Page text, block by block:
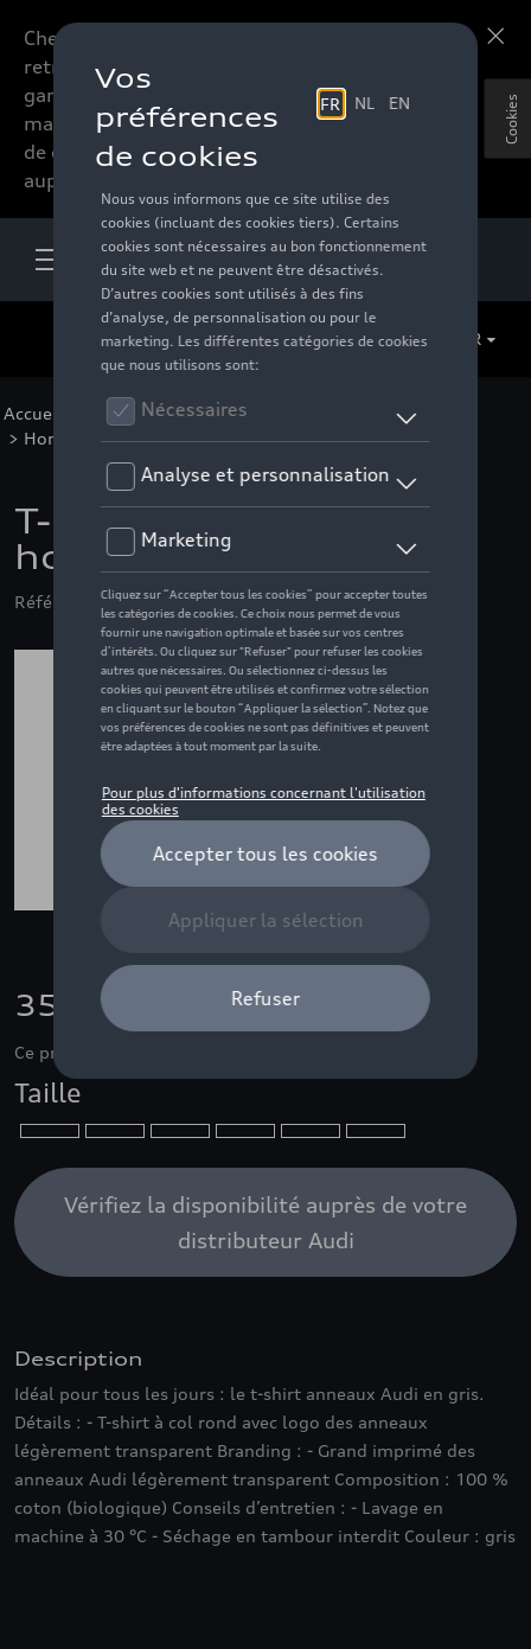
Chers accessoires-lovers,
retrouvez dorénavant toute la
gamme d’accessoires de votre
marque préférée sous forme
de catalogue à commander
auprès de votre distributeur.
FR
Accueil Pour vous >Casual Collection
Vêtements
> Hommes >T-shirts/polos > Détail
T-shirt anneaux Audi,
homme, gris -
Référence: ZZQ3132402407
35,01 €
Ce produit n'est actuellement pas de stock
Taille
Vérifiez la disponibilité auprès de votre
distributeur Audi
Description
Idéal pour tous les jours : le t-shirt anneaux Audi en gris.
Détails : - T-shirt à col rond avec logo des anneaux
légèrement transparent Branding : - Grand imprimé des
anneaux Audi légèrement transparent Composition : 100 %
coton (biologique) Conseils d’entretien : - Lavage en
machine à 30 °C - Séchage en tambour interdit Couleur : gris
Cookies